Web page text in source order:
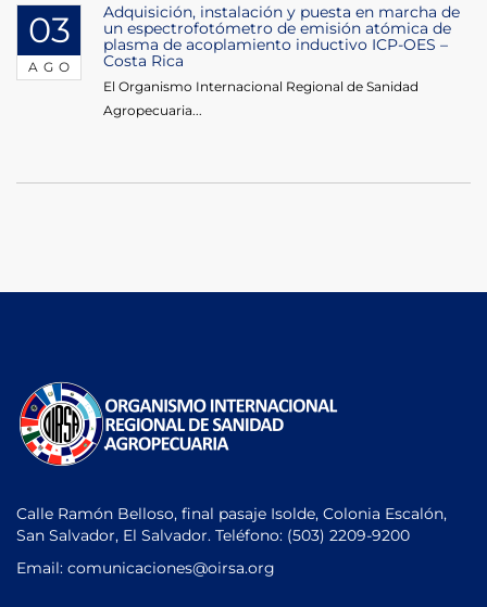
03
AGO
Adquisición, instalación y puesta en marcha de
un espectrofotómetro de emisión atómica de
plasma de acoplamiento inductivo ICP-OES –
Costa Rica
El Organismo Internacional Regional de Sanidad
Agropecuaria...
Calle Ramón Belloso, final pasaje Isolde, Colonia Escalón,
San Salvador, El Salvador. Teléfono: (503) 2209-9200
Email: comunicaciones@oirsa.org